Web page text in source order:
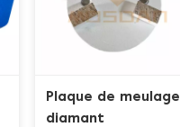
Plaque de meulage
diamant